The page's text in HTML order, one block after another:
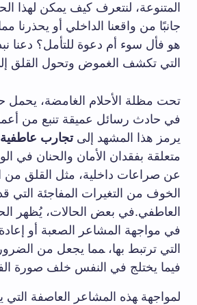
المتنوعة، لنتعرف كيف يمكن لهذا
⁣جانبًا من واقعنا الداخلي أو يحذرنا
هو فأل⁤ سوء أم دعوة للتأمل؟ دعنا
التي تكشف الغموض وتحول القلق
تحت مظلة الأحلام الغامضة، يحمل
في حادث رسائل عميقة تنبع ⁢من
يرمز هذا المشهد إلىتجارب عاطفية
متعلقة بفقدان الأمان والحنان في
عن صراعات داخلية، مثل القلق من⁢
الخوف من التغيرات المفاجئة التي
العاطفي.في بعض‌ الحالات، يُظهر
في مواجهة المشاعر الصعبة أو إعادة
التي ‌ترتبط بها، ‍مما يجعل من
فيما‍ يختلج في النفس خلف صورة
لمواجهة ‍هذه المشاعر العاصفة التي